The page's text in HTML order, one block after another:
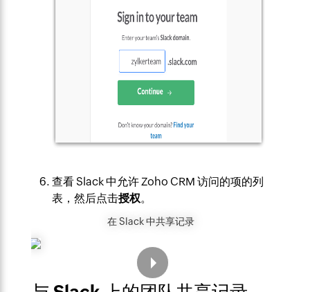
查看 Slack 中允许 Zoho CRM 访问的项的列
表，然后点击授权。
在 Slack 中共享记录